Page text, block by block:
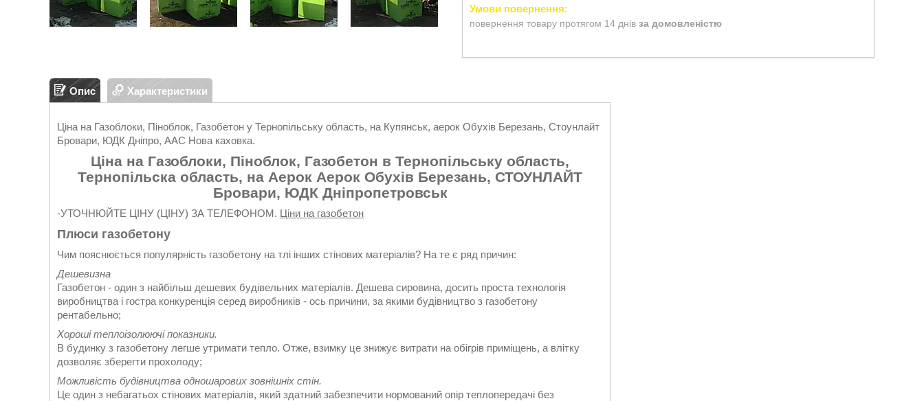
повернення товару протягом 14 днів за домовленістю
Опис Характеристики
Ціна на Газоблоки, Піноблок, Газобетон у Тернопільську область, на Купянськ, аерок Обухів Березань, Стоунлайт
Бровари, ЮДК Дніпро, ААС Нова каховка.
Ціна на Газоблоки, Піноблок, Газобетон в Тернопільську область,
Тернопільска область, на Аерок Аерок Обухів Березань, СТОУНЛАЙТ
Бровари, ЮДК Дніпропетровськ
-УТОЧНЮЙТЕ ЦІНУ (ЦІНУ) ЗА ТЕЛЕФОНОМ. Ціни на газобетон
Плюси газобетону
Чим пояснюється популярність газобетону на тлі інших стінових матеріалів? На те є ряд причин:
Дешевизна
Газобетон - один з найбільш дешевих будівельних матеріалів. Дешева сировина, досить проста технологія
виробництва і гостра конкуренція серед виробників - ось причини, за якими будівництво з газобетону
рентабельно;
Хороші теплоізолюючі показники.
В будинку з газобетону легше утримати тепло. Отже, взимку це знижує витрати на обігрів приміщень, а влітку
дозволяє зберегти прохолоду;
Можливість будівництва одношарових зовнішніх стін.
Це один з небагатьох стінових матеріалів, який здатний забезпечити нормований опір теплопередачі без